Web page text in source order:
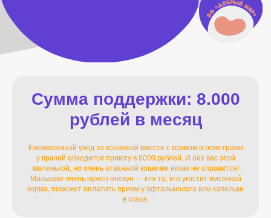
Сумма поддержки: 8.000
рублей в месяц
Ежемесячный уход за кошечкой вместе с кормом и осмотрами
у врачей обходится приюту в 8000 рублей. И без вас этой
маленькой, но очень отважной кошечке никак не справится!
Малышке очень нужен опекун — кто-то, кто угостит мисочкой
корма, поможет оплатить прием у офтальмолога или капельки
в глаза.